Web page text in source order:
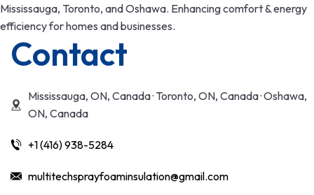
Mississauga, Toronto, and Oshawa. Enhancing comfort & energy
efficiency for homes and businesses.
Contact
Mississauga, ON, Canada · Toronto, ON, Canada · Oshawa,
ON, Canada
+1 (416) 938-5284
multitechsprayfoaminsulation@gmail.com